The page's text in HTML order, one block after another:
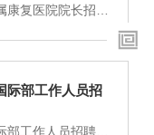
品质、知识面
复医院院长招聘
负责西南财经大学
心团队组建及运
院总体发展规
下达的各项发展
管理、业务...
际部工作人员招
工作人员招聘公